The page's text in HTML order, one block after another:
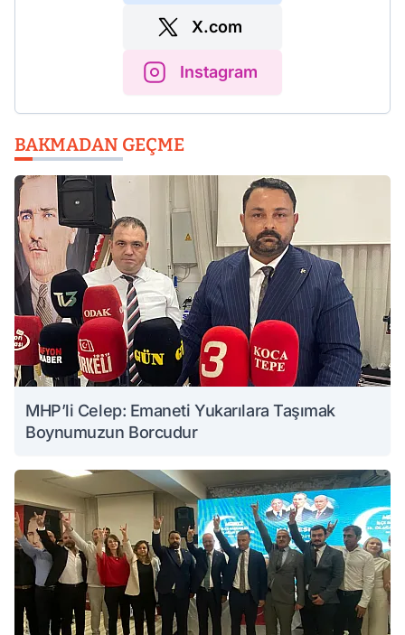
X.com
Instagram
BAKMADAN GEÇME
MHP’li Celep: Emaneti Yukarılara Taşımak
Boynumuzun Borcudur